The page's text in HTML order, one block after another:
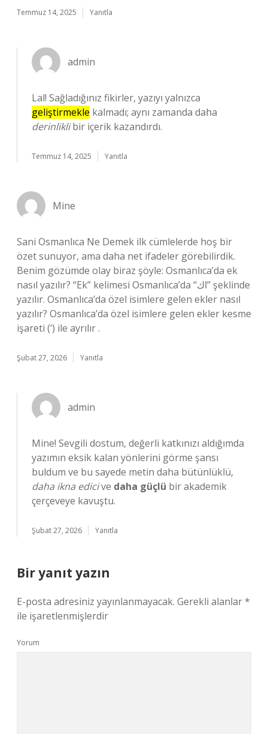
Temmuz 14, 2025 Yanıtla
admin
Lal! Sağladığınız fikirler, yazıyı yalnızca
geliştirmekle kalmadı; aynı zamanda daha
derinliklibir içerik kazandırdı.
Temmuz 14, 2025 Yanıtla
Mine
Sani Osmanlıca Ne Demek ilk cümlelerde hoş bir
özet sunuyor, ama daha net ifadeler görebilirdik.
Benim gözümde olay biraz şöyle: Osmanlıca’da ek
nasıl yazılır? “Ek” kelimesi Osmanlıca’da “اك” şeklinde
yazılır. Osmanlıca’da özel isimlere gelen ekler nasıl
yazılır? Osmanlıca’da özel isimlere gelen ekler kesme
işareti (‘) ile ayrılır .
Şubat 27, 2026 Yanıtla
admin
Mine! Sevgili dostum, değerli katkınızı aldığımda
yazımın eksik kalan yönlerini görme şansı
buldum ve bu sayede metin daha bütünlüklü,
daha ikna edicive daha güçlü bir akademik
çerçeveye kavuştu.
Şubat 27, 2026 Yanıtla
Bir yanıt yazın
E-posta adresiniz yayınlanmayacak. Gerekli alanlar*
ile işaretlenmişlerdir
Yorum